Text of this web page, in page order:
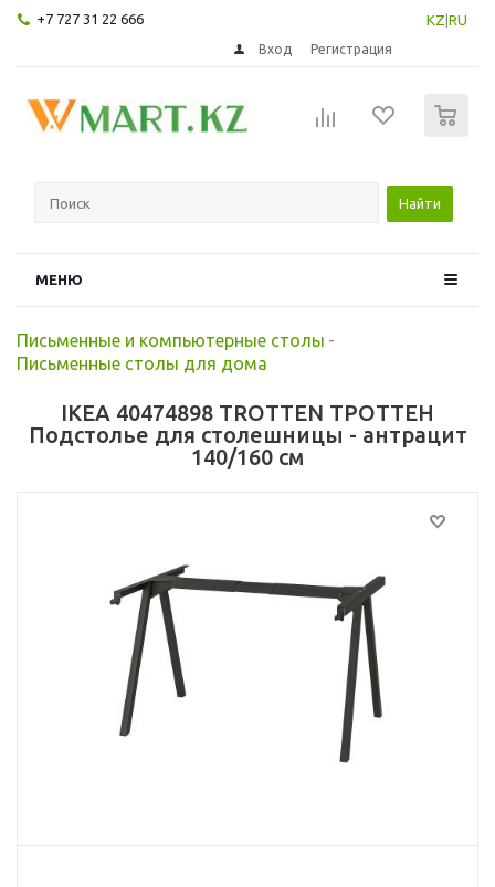
+7 727 31 22 666 KZ RU
Вход Регистрация
Найти
МЕНЮ
Письменные и компьютерные столы -
Письменные столы для дома
IKEA 40474898 TROTTEN ТРОТТЕН
Подстолье для столешницы - антрацит
140/160 см